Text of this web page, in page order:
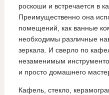
роскоши и встречается в
Преимущественно она
помещений, как ванные
необходимы различные
зеркала. И сверло по
незаменимым
и просто домашнего
Кафель, стекло,